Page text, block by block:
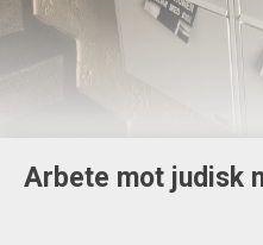
Arbete mot judisk